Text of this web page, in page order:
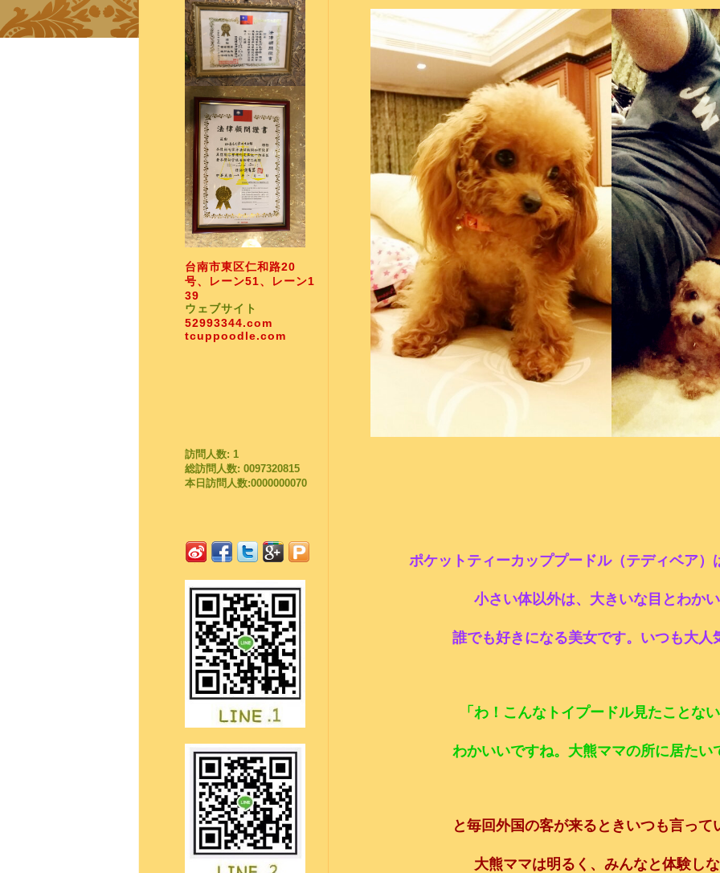
台南市東区仁和路20
号、レーン51、レーン1
39
ウェブサイト
52993344.com
tcuppoodle.com
訪問人数: 1
総訪問人数: 0097320815
本日訪問人数:0000000070
ポケットティーカッププードル（テディベア）
小さい体以外は、大きいな目とわか
誰でも好きになる美女です。いつも大人
「わ！こんなトイプードル見たことな
わかいいですね。大熊ママの所に居たい
と毎回外国の客が来るときいつも言って
大熊ママは明るく、みんなと体験し